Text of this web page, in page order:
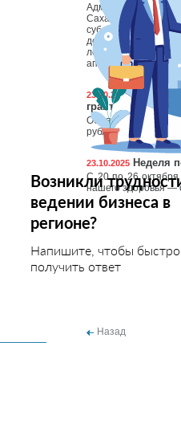
Возникли
ведении бизнеса в
регионе?
Напишите, чтобы быстро
получить ответ
Администрация
Сахалинской
субсидии на
деятельности
лекарственными
аптека)
23.10.2025
грант
Объявляется
рублей на
23.10.2025 Неделя
С 20 по 26
нашего здоровья —
Назад